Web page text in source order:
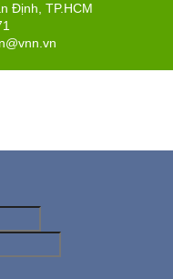
Định, TP.HCM